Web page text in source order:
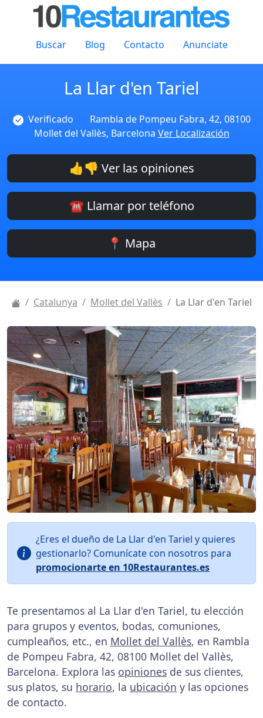
Buscar Blog Contacto Anunciate
La Llar d'en Tariel
Verificado
Rambla de Pompeu Fabra, 42, 08100
Mollet del Vallès, Barcelona Ver Localización
👍👎 Ver las opiniones
☎️ Llamar por teléfono
📍 Mapa
Catalunya Mollet del Vallès La Llar d'en Tariel
¿Eres el dueño de La Llar d'en Tariel y quieres
gestionarlo? Comunícate con nosotros para
promocionarte en 10Restaurantes.es
Te presentamos al La Llar d'en Tariel, tu elección
para grupos y eventos, bodas, comuniones,
cumpleaños, etc., en Mollet del Vallès, en Rambla
de Pompeu Fabra, 42, 08100 Mollet del Vallès,
Barcelona. Explora las opiniones de sus clientes,
sus platos, su horario, la ubicación y las opciones
de contacto.